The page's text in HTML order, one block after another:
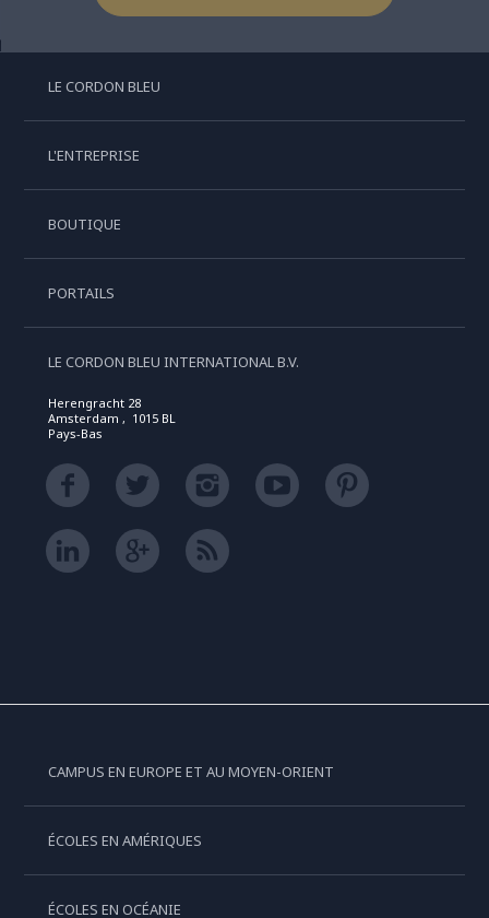
LE CORDON BLEU
L'ENTREPRISE
BOUTIQUE
PORTAILS
LE CORDON BLEU INTERNATIONAL B.V.
Herengracht 28
Amsterdam , 1015 BL
Pays-Bas
CAMPUS EN EUROPE ET AU MOYEN-ORIENT
ÉCOLES EN AMÉRIQUES
ÉCOLES EN OCÉANIE